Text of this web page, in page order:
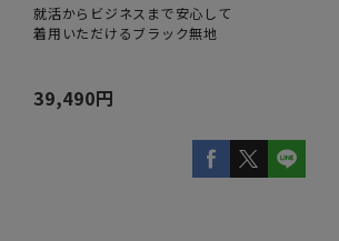
就活からビジネスまで安心して
着用いただけるブラック無地
39,490円